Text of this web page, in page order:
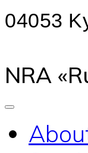
04053
NRA